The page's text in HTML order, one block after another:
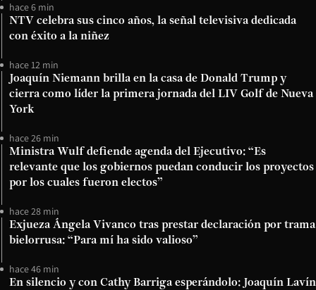
hace 6 min
NTV celebra sus cinco años, la señal televisiva dedicada
con éxito a la niñez
hace 12 min
Joaquín Niemann brilla en la casa de Donald Trump y
cierra como líder la primera jornada del LIV Golf de Nueva
York
hace 26 min
Ministra Wulf defiende agenda del Ejecutivo: “Es
relevante que los gobiernos puedan conducir los proyectos
por los cuales fueron electos”
hace 28 min
Exjueza Ángela Vivanco tras prestar declaración por trama
bielorrusa: “Para mí ha sido valioso”
hace 46 min
En silencio y con Cathy Barriga esperándolo: Joaquín Lavín